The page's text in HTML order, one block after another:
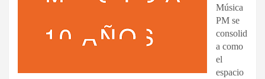
Música
PM se
consolid
a como
el
espacio